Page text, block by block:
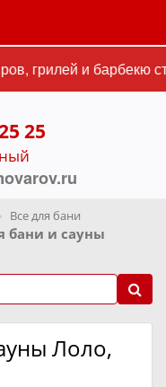
грилей и барбекю
25
Все для бани
бани и сауны
Лоло,